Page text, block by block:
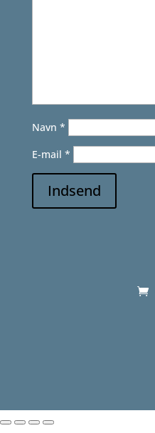
Navn *
E-mail *
Indsend